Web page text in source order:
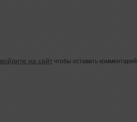
войдите на сайтчтобы оставить комментарий